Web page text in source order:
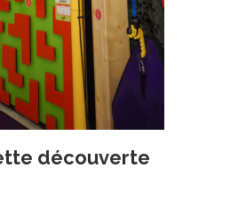
découverte